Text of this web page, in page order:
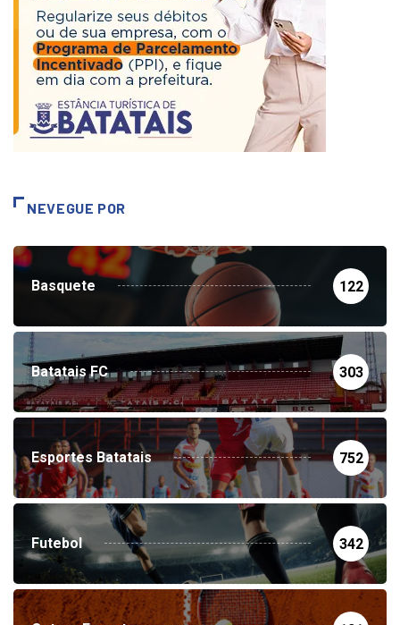
NEVEGUE POR
Basquete 122
Batatais FC 303
Esportes Batatais 752
Futebol 342